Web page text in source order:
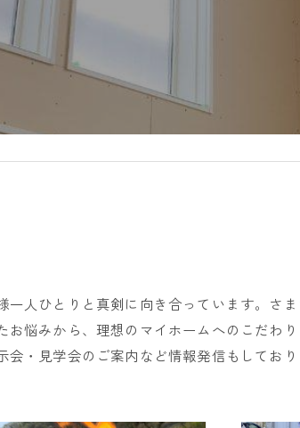
人ひとりと真剣に向き合っています。さ
お悩みから、理想のマイホームへのこだわ
・見学会のご案内など情報発信もしており